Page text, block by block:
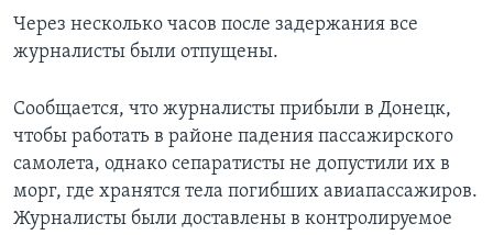
Через несколько часов после задержания все
журналисты были отпущены.
Сообщается, что журналисты прибыли в Донецк,
чтобы работать в районе падения пассажирского
самолета, однако сепаратисты не допустили их в
морг, где хранятся тела погибших авиапассажиров.
Журналисты были доставлены в контролируемое